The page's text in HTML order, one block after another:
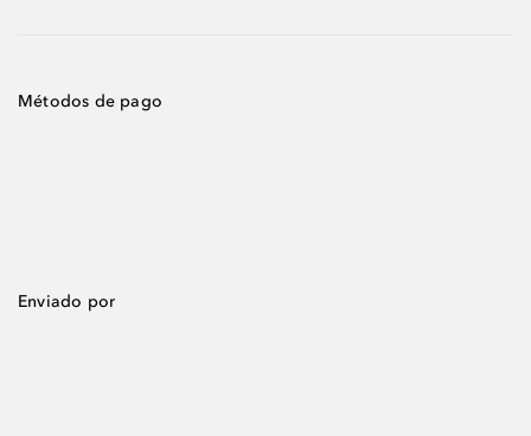
Métodos de pago
Enviado por